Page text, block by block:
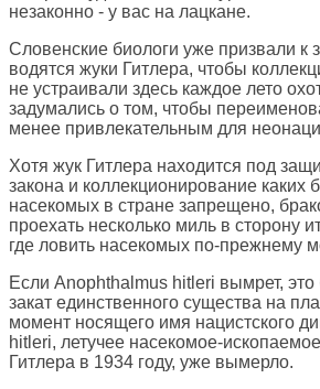
незаконно - у вас на лацкане.
Словенские биологи уже призвали к
водятся жуки Гитлера, чтобы
не устраивали здесь каждое лето
задумались о том, чтобы
менее привлекательным для
Хотя жук Гитлера находится под
закона и коллекционирование каких
насекомых в стране запрещено,
проехать несколько миль в сторону
где ловить насекомых по-прежнему
Если Anophthalmus hitleri вымрет, это
закат единственного существа на
момент носящего имя нацистского
hitleri, летучее насекомое-
Гитлера в 1934 году, уже вымерло.